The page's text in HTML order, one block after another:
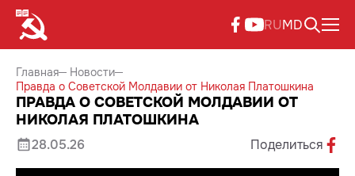
RUMD
Главная
Новости
Правда о Советской Молдавии от Николая Платошкина
ПРАВДА О СОВЕТСКОЙ МОЛДАВИИ ОТ
НИКОЛАЯ ПЛАТОШКИНА
28.05.26 Поделиться